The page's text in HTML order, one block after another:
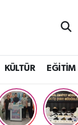
KÜLTÜR EĞİTİM